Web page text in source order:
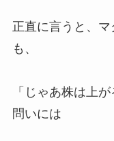
正直に言うと、
も、
「じゃあ株は上
問いには